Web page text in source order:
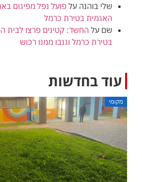
שלי בוהנה על פועל נפל מפיגום
האגמית בטירת כרמל
שם על החשד: קטינים פרצו לבית
בטירת כרמל וגנבו ממנו רכוש
עוד בחדשות
מקומי